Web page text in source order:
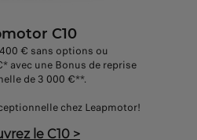
C10
€ sans options ou
avec une Bonus de reprise
de 3 000 €**.
chez Leapmotor!
le C10 >